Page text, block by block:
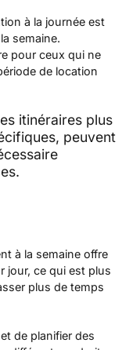
à la journée est
semaine.
pour ceux qui ne
de location
itinéraires plus
peuvent
à la semaine offre
jour, ce qui est plus
plus de temps
de planifier des